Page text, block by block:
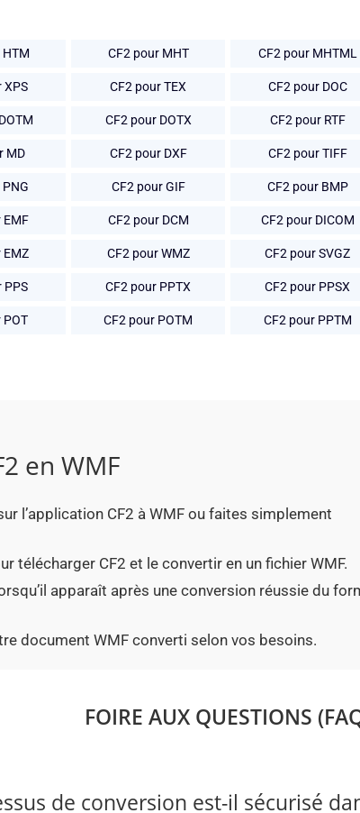
CF2 pour MHT CF2 pour MHTML
XPS CF2 pour TEX CF2 pour DOC
CF2 pour DOTX CF2 pour RTF
MD CF2 pour DXF CF2 pour TIFF
CF2 pour GIF CF2 pour BMP
EMF CF2 pour DCM CF2 pour DICOM
EMZ CF2 pour WMZ CF2 pour SVGZ
PPS CF2 pour PPTX CF2 pour PPSX
POT CF2 pour POTM CF2 pour PPTM
en WMF
l’application CF2 à WMF ou faites simplement
télécharger CF2 et le convertir en un fichier WMF.
apparaît après une conversion réussie du
document WMF converti selon vos besoins.
FOIRE AUX QUESTIONS
de conversion est-il sécurisé